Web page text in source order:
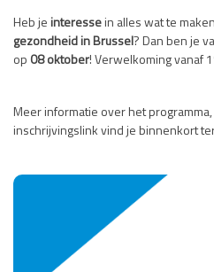
Heb je interesse in alles wat te
gezondheid in Brussel? Dan ben je
op 08 oktober! Verwelkoming vanaf
Meer informatie over het
inschrijvingslink vind je binnenkort